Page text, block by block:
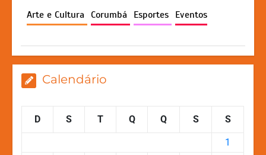
p o
k
n
er
n
Arte e Cultura Corumbá Esportes Eventos
Calendário
D S T Q Q S S
1